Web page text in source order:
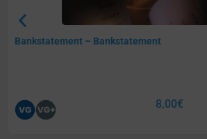
Bankstatement – Bankstatement
8,00€